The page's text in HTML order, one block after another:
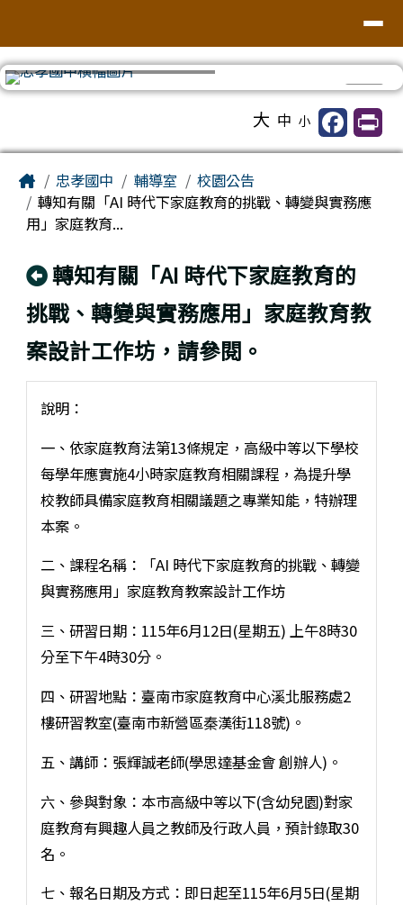
大 中 小
Home忠孝國中 輔導室
校園公告
轉知有關「AI 時代下家庭教育的挑戰、轉變與實務應
用」家庭教育...
回上頁
轉知有關「AI 時代下家庭教育的
挑戰、轉變與實務應用」家庭教育教
案設計工作坊，請參閱。
說明：
一、依家庭教育法第13條規定，高級中等以下學校
每學年應實施4小時家庭教育相關課程，為提升學
校教師具備家庭教育相關議題之專業知能，特辦理
本案。
二、課程名稱：「AI 時代下家庭教育的挑戰、轉變
與實務應用」家庭教育教案設計工作坊
三、研習日期：115年6月12日(星期五) 上午8時30
分至下午4時30分。
四、研習地點：臺南市家庭教育中心溪北服務處2
樓研習教室(臺南市新營區秦漢街118號)。
五、講師：張輝誠老師(學思達基金會 創辦人)。
六、參與對象：本市高級中等以下(含幼兒園)對家
庭教育有興趣人員之教師及行政人員，預計錄取30
名。
七、報名日期及方式：即日起至115年6月5日(星期